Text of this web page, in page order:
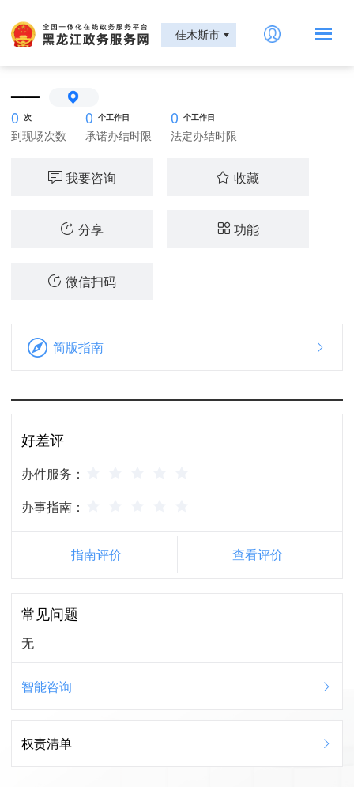
佳木斯市
——
0 次
到现场次数
0 个工作日
承诺办结时限
0 个工作日
法定办结时限
我要咨询 收藏
分享 功能
微信扫码
简版指南
好差评
办件服务：
办事指南：
指南评价 查看评价
常见问题
无
智能咨询
权责清单